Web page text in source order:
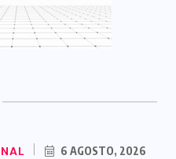
6 AGOSTO, 2026